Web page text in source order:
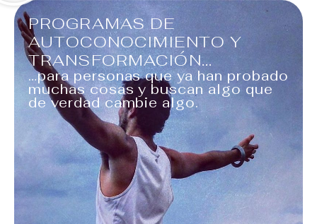
PROGRAMAS DE
AUTOCONOCIMIENTO Y
TRANSFORMACIÓN...
…para personas que ya han probado
muchas cosas y buscan algo que
de verdad cambie algo.